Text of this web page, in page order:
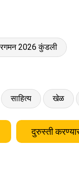
2026 कुंडली
साहित्य खेळ
दुरुस्ती